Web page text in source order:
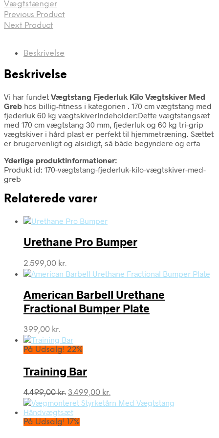
Vægtstænger
Previous Product
Next Product
Beskrivelse
Beskrivelse
Vi har fundet Vægtstang Fjederluk Kilo Vægtskiver Med
Greb hos billig-fitness i kategorien . 170 cm vægtstang med
fjederluk 60 kg vægtskiverIndeholder:Dette vægtstangsæt
med 170 cm vægtstang 30 mm, fjederluk og 60 kg tri-grip
vægtskiver i hård plast er perfekt til hjemmetræning. Sættet
er brugervenligt og alsidigt, så både begyndere og erfa
Yderlige produktinformationer:
Produkt id: 170-vægtstang-fjederluk-kilo-vægtskiver-med-
greb
Relaterede varer
Urethane Pro Bumper
2.599,00 kr.
American Barbell Urethane
Fractional Bumper Plate
399,00 kr.
På Udsalg! 22%
Training Bar
4.499,00kr. Den
oprindelige
pris
var:
3.499,00 kr.
aktuelle
På Udsalg! 17%